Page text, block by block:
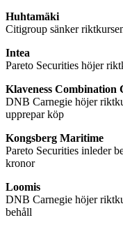
Huhtamäki
Citigroup sänker
Intea
Pareto Securities höjer
Klaveness Combination
DNB Carnegie höjer
upprepar köp
Kongsberg Maritime
Pareto Securities inleder
kronor
Loomis
DNB Carnegie höjer
behåll